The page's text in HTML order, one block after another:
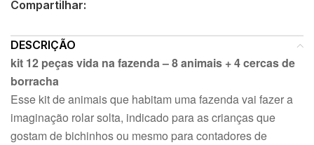
Compartilhar:
DESCRIÇÃO
kit 12 peças vida na fazenda – 8 animais + 4 cercas de
borracha
Esse kit de animais que habitam uma fazenda vai fazer a
imaginação rolar solta, indicado para as crianças que
gostam de bichinhos ou mesmo para contadores de